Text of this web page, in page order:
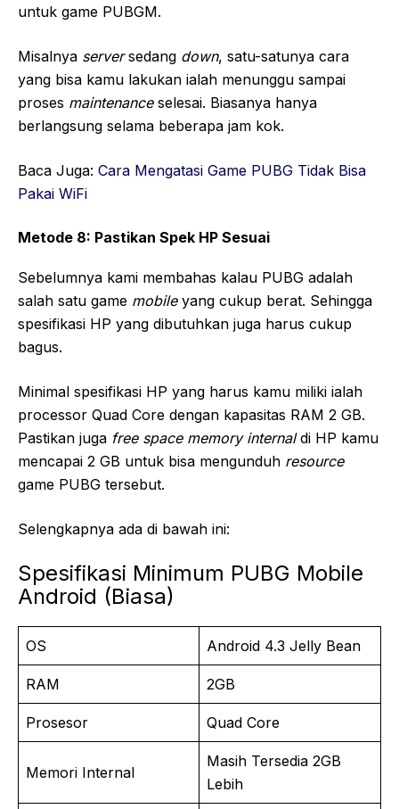
untuk game PUBGM.
Misalnya serversedang down, satu-satunya cara
yang bisa kamu lakukan ialah menunggu sampai
proses maintenanceselesai. Biasanya hanya
berlangsung selama beberapa jam kok.
Baca Juga: Cara Mengatasi Game PUBG Tidak Bisa
Pakai WiFi
Metode 8: Pastikan Spek HP Sesuai
Sebelumnya kami membahas kalau PUBG adalah
salah satu game mobileyang cukup berat. Sehingga
spesifikasi HP yang dibutuhkan juga harus cukup
bagus.
Minimal spesifikasi HP yang harus kamu miliki ialah
processor Quad Core dengan kapasitas RAM 2 GB.
Pastikan juga free space memory internaldi HP kamu
mencapai 2 GB untuk bisa mengunduh resource
game PUBG tersebut.
Selengkapnya ada di bawah ini:
Spesifikasi Minimum PUBG Mobile
Android (Biasa)
OS Android 4.3 Jelly Bean
RAM 2GB
Prosesor Quad Core
Memori Internal
Masih Tersedia 2GB
Lebih